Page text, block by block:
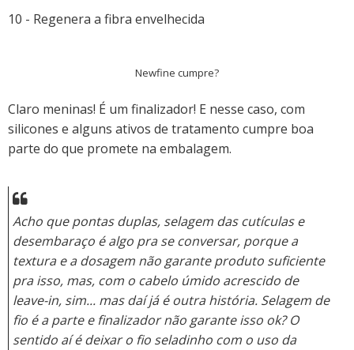
10 - Regenera a fibra envelhecida
Newfine cumpre?
Claro meninas! É um finalizador! E nesse caso, com
silicones e alguns ativos de tratamento cumpre boa
parte do que promete na embalagem.
Acho que pontas duplas, selagem das cutículas e
desembaraço é algo pra se conversar, porque a
textura e a dosagem não garante produto suficiente
pra isso, mas, com o cabelo úmido acrescido de
leave-in, sim... mas daí já é outra história. Selagem de
fio é a parte e finalizador não garante isso ok? O
sentido aí é deixar o fio seladinho com o uso da